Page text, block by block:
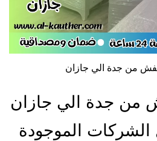
من جدة الي جازان
من جدة الي جازان
الموجودة